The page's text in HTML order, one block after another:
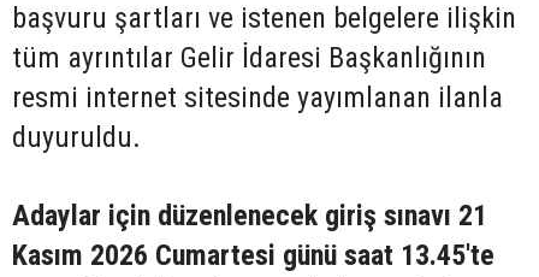
başvuru şartları ve istenen belgelere ilişkin
tüm ayrıntılar Gelir İdaresi Başkanlığının
resmi internet sitesinde yayımlanan ilanla
duyuruldu.
Adaylar için düzenlenecek giriş sınavı 21
Kasım 2026 Cumartesi günü saat 13.45'te